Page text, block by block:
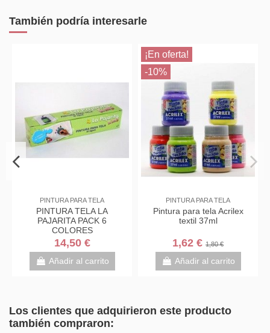
También podría interesarle
PINTURA PARA TELA
PINTURA TELA LA
PAJARITA PACK 6
COLORES
14,50 €
Añadir al carrito
¡En oferta!
-10%
PINTURA PARA TELA
Pintura para tela Acrilex
textil 37ml
1,62 €
Añadir al carrito
Los clientes que adquirieron este producto
también compraron: